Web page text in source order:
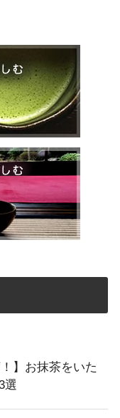
】お抹茶をいた
選